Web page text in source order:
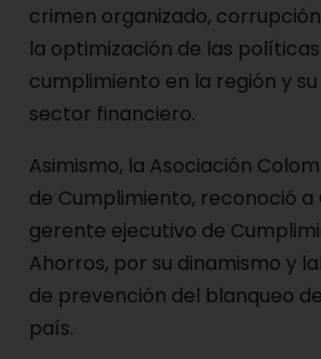
crimen organizado,
la optimización de las
cumplimiento en la región y
sector financiero.
Asimismo, la Asociación
de Cumplimiento, reconoció a
gerente ejecutivo de
Ahorros, por su dinamismo y
de prevención del blanqueo
país.